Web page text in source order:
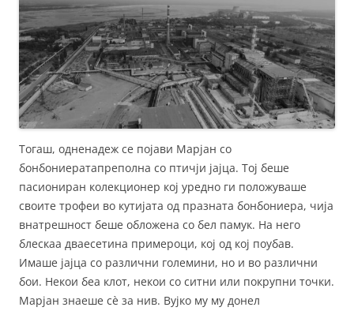
Тогаш, одненадеж се појави Марјан со
бонбониератапреполна со птичји јајца. Тој беше
пасиониран колекционер кој уредно ги положуваше
своите трофеи во кутијата од празната бонбониера, чија
внатрешност беше обложена со бел памук. На него
блескаа дваесетина примероци, кој од кој поубав.
Имаше јајца со различни големини, но и во различни
бои. Некои беа клот, некои со ситни или покрупни точки.
Марјан знаеше сè за нив. Вујко му му донел